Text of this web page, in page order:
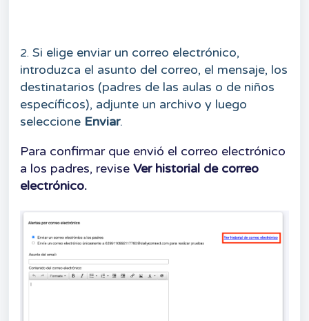
2. Si elige enviar un correo electrónico,
introduzca el asunto del correo, el mensaje, los
destinatarios (padres de las aulas o de niños
específicos), adjunte un archivo y luego
seleccione Enviar.
Para confirmar que envió el correo electrónico
a los padres, revise Ver historial de correo
electrónico.